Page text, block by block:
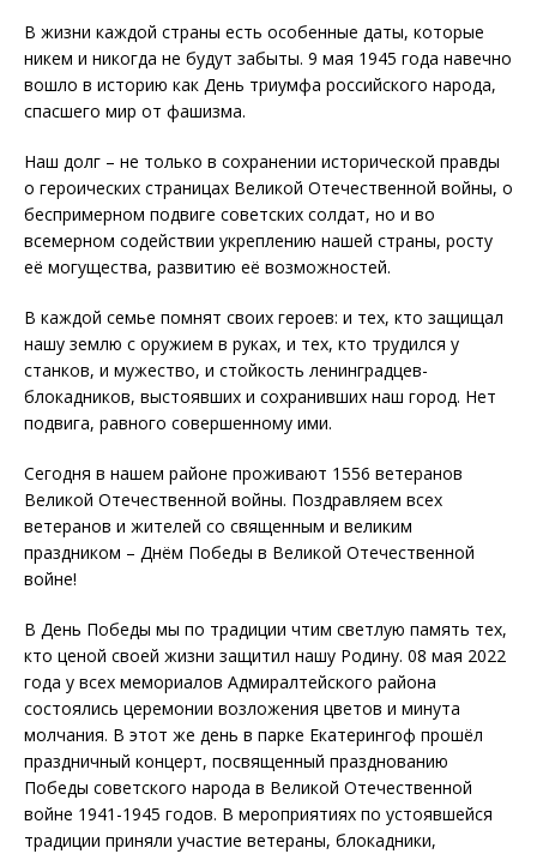
В жизни каждой страны есть особенные даты, которые
никем и никогда не будут забыты. 9 мая 1945 года навечно
вошло в историю как День триумфа российского народа,
спасшего мир от фашизма.
Наш долг – не только в сохранении исторической правды
о героических страницах Великой Отечественной войны, о
беспримерном подвиге советских солдат, но и во
всемерном содействии укреплению нашей страны, росту
её могущества, развитию её возможностей.
В каждой семье помнят своих героев: и тех, кто защищал
нашу землю с оружием в руках, и тех, кто трудился у
станков, и мужество, и стойкость ленинградцев-
блокадников, выстоявших и сохранивших наш город. Нет
подвига, равного совершенному ими.
Сегодня в нашем районе проживают 1556 ветеранов
Великой Отечественной войны. Поздравляем всех
ветеранов и жителей со священным и великим
праздником – Днём Победы в Великой Отечественной
войне!
В День Победы мы по традиции чтим светлую память тех,
кто ценой своей жизни защитил нашу Родину. 08 мая 2022
года у всех мемориалов Адмиралтейского района
состоялись церемонии возложения цветов и минута
молчания. В этот же день в парке Екатерингоф прошёл
праздничный концерт, посвященный празднованию
Победы советского народа в Великой Отечественной
войне 1941-1945 годов. В мероприятиях по устоявшейся
традиции приняли участие ветераны, блокадники,